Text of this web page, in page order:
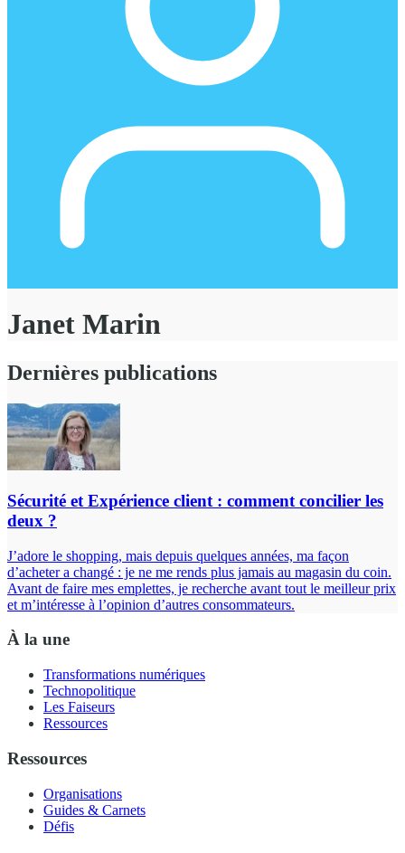
Janet Marin
Dernières publications
Sécurité et Expérience client : comment concilier les
deux ?
J’adore le shopping, mais depuis quelques années, ma façon
d’acheter a changé : je ne me rends plus jamais au magasin du coin.
Avant de faire mes emplettes, je recherche avant tout le meilleur prix
et m’intéresse à l’opinion d’autres consommateurs.
À la une
Transformations numériques
Technopolitique
Les Faiseurs
Ressources
Ressources
Organisations
Guides & Carnets
Défis